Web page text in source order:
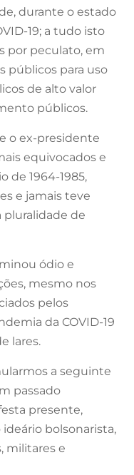
durante o estado
19; a tudo isto
por peculato, em
públicos para uso
de alto valor
públicos.
o ex-presidente
equivocados e
de 1964-1985,
e jamais teve
pluralidade de
ódio e
mesmo nos
pelos
da COVID-19
lares.
a seguinte
passado
presente,
bolsonarista,
militares e